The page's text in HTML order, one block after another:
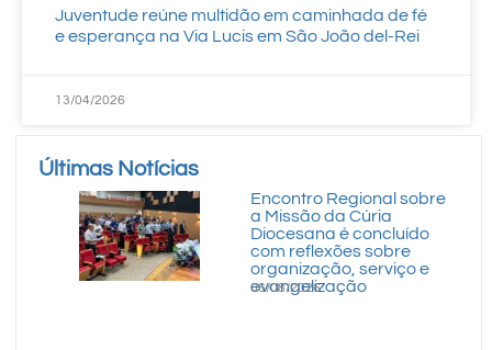
Juventude reúne multidão em caminhada de fé
e esperança na Via Lucis em São João del-Rei
13/04/2026
Últimas Notícias
Encontro Regional sobre
a Missão da Cúria
Diocesana é concluído
com reflexões sobre
organização, serviço e
evangelização
06/08/2026